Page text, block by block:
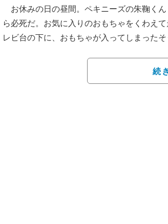
お休みの日の昼間。ペキニーズの朱鞠く
ら必死だ。お気に入りのおもちゃをくわえ
レビ台の下に、おもちゃが入ってしまった
きな頭が、つっかえてしまってなかなかうま
飼い主（＠kotamaru928）によると、こう
続